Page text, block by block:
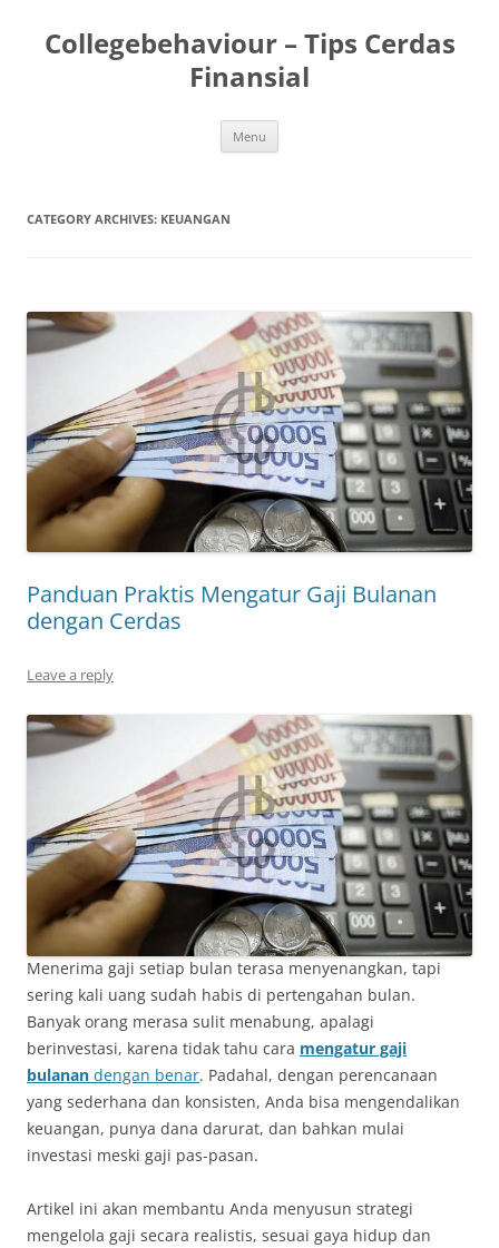
content
Collegebehaviour – Tips Cerdas
Finansial
Menu
CATEGORY ARCHIVES: KEUANGAN
Panduan Praktis Mengatur Gaji Bulanan
dengan Cerdas
Leave a reply
Menerima gaji setiap bulan terasa menyenangkan, tapi
sering kali uang sudah habis di pertengahan bulan.
Banyak orang merasa sulit menabung, apalagi
berinvestasi, karena tidak tahu cara mengatur gaji
bulanan dengan benar. Padahal, dengan perencanaan
yang sederhana dan konsisten, Anda bisa mengendalikan
keuangan, punya dana darurat, dan bahkan mulai
investasi meski gaji pas-pasan.
Artikel ini akan membantu Anda menyusun strategi
mengelola gaji secara realistis, sesuai gaya hidup dan